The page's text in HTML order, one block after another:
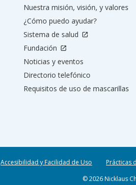
Nuestra misión, visión, y valores
¿Cómo puedo ayudar?
Sistema de salud
Fundación
Noticias y eventos
Directorio telefónico
Requisitos de uso de mascarillas
Accesibilidad y Facilidad de Uso Prácticas
© 2026 Nicklaus